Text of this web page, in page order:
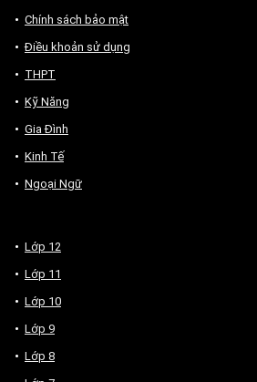
Chính sách bảo mật
Điều khoản sử dụng
THPT
Kỹ Năng
Gia Đình
Kinh Tế
Ngoại Ngữ
Lớp 12
Lớp 11
Lớp 10
Lớp 9
Lớp 8